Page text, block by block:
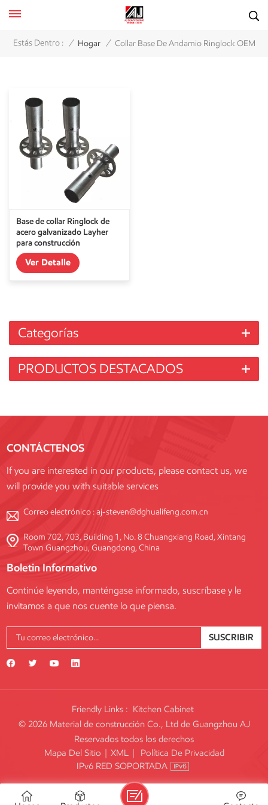
Estás Dentro : / Hogar / Collar Base De Andamio Ringlock OEM
Base de collar Ringlock de
acero galvanizado Layher
para construcción
Ver Detalle
Categorías
PRODUCTOS DESTACADOS
CONTÁCTENOS
If you are interested in our products, please contact us, we
will provide you with suitable services
Correo electrónico :aj-steven@dghualifeng.com.cn
Room 702, 703, Building 1, No. 8 Chuangxiang Road, Xintang
Town Guangzhou, Guangdong, China
Boletin Informativo
Continúe leyendo, manténgase informado, suscríbase y le
invitamos a que nos cuente lo que piensa.
SUSCRIBIR
Friendly Links : Kitchen Cabinet
© 2026 Material de construcción Co., Ltd de Guangzhou AJ
Reservados todos los derechos
Mapa Del Sitio | XML |
Política De Privacidad
IPv6 RED SOPORTADA